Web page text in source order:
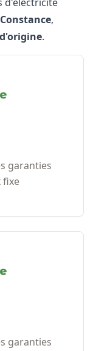
,
.
garanties
fixe
garanties